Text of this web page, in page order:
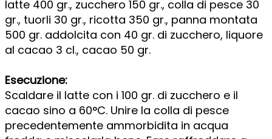
latte 400 gr., zucchero 150 gr., colla di pesce 30
gr., tuorli 30 gr., ricotta 350 gr., panna montata
500 gr. addolcita con 40 gr. di zucchero, liquore
al cacao 3 cl., cacao 50 gr.
Esecuzione:
Scaldare il latte con i 100 gr. di zucchero e il
cacao sino a 60°C. Unire la colla di pesce
precedentemente ammorbidita in acqua